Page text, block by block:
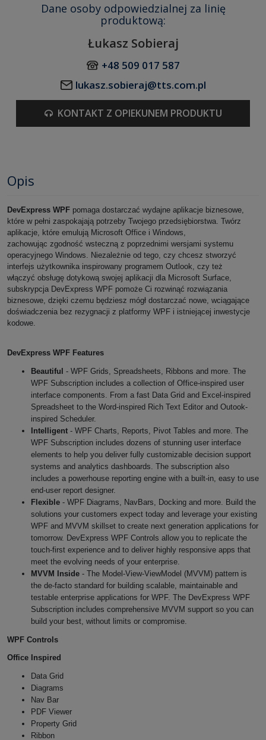
Dane osoby odpowiedzialnej za linię
produktową:
Łukasz Sobieraj
+48 509 017 587
lukasz.sobieraj@tts.com.pl
KONTAKT Z OPIEKUNEM PRODUKTU
Opis
DevExpress WPF pomaga dostarczać wydajne aplikacje biznesowe,
które w pełni zaspokajają potrzeby Twojego przedsiębiorstwa. Twórz
aplikacje, które emulują Microsoft Office i Windows,
zachowując zgodność wsteczną z poprzednimi wersjami systemu
operacyjnego Windows. Niezależnie od tego, czy chcesz stworzyć
interfejs użytkownika inspirowany programem Outlook, czy też
włączyć obsługę dotykową swojej aplikacji dla Microsoft Surface,
subskrypcja DevExpress WPF pomoże Ci rozwinąć rozwiązania
biznesowe, dzięki czemu będziesz mógł dostarczać nowe, wciągające
doświadczenia bez rezygnacji z platformy WPF i istniejącej inwestycje
kodowe.
DevExpress WPF Features
Beautiful - WPF Grids, Spreadsheets, Ribbons and more. The
WPF Subscription includes a collection of Office-inspired user
interface components. From a fast Data Grid and Excel-inspired
Spreadsheet to the Word-inspired Rich Text Editor and Outook-
inspired Scheduler.
Intelligent - WPF Charts, Reports, Pivot Tables and more. The
WPF Subscription includes dozens of stunning user interface
elements to help you deliver fully customizable decision support
systems and analytics dashboards. The subscription also
includes a powerhouse reporting engine with a built-in, easy to use
end-user report designer.
Flexible - WPF Diagrams, NavBars, Docking and more. Build the
solutions your customers expect today and leverage your existing
WPF and MVVM skillset to create next generation applications for
tomorrow. DevExpress WPF Controls allow you to replicate the
touch-first experience and to deliver highly responsive apps that
meet the evolving needs of your enterprise.
MVVM Inside - The Model-View-ViewModel (MVVM) pattern is
the de-facto standard for building scalable, maintainable and
testable enterprise applications for WPF. The DevExpress WPF
Subscription includes comprehensive MVVM support so you can
build your best, without limits or compromise.
WPF Controls
Office Inspired
Data Grid
Diagrams
Nav Bar
PDF Viewer
Property Grid
Ribbon